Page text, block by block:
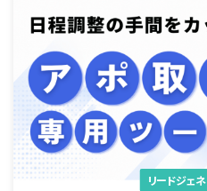
リードジェ